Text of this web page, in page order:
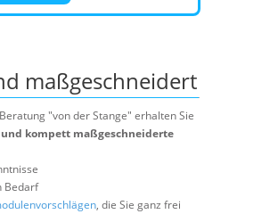
maßgeschneidert
"von der Stange" erhalten Sie
kompett maßgeschneiderte
Bedarf
, die Sie ganz frei